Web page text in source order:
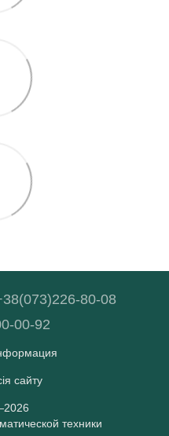
80-08
00-92
сайту
техники